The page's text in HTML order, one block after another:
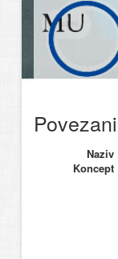
Naziv
Koncept